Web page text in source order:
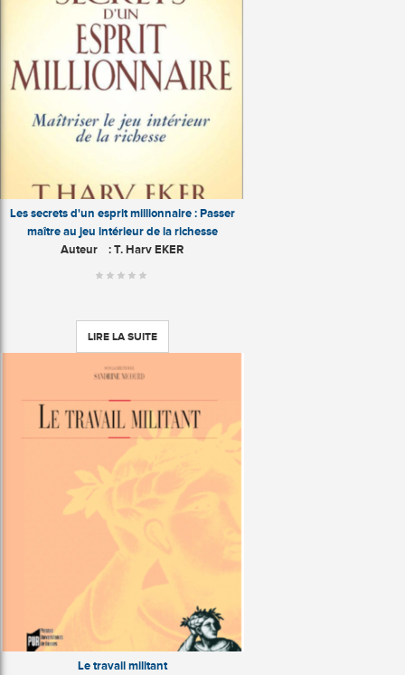
Les secrets d'un esprit millionnaire : Passer
maître au jeu intérieur de la richesse
Auteur : T. Harv EKER
LIRE LA SUITE
Le travail militant